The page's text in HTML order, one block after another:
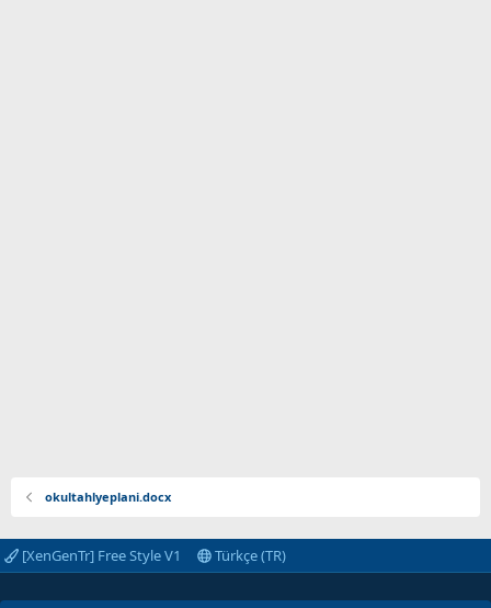
okultahlyeplani.docx
[XenGenTr] Free Style V1 Türkçe (TR)